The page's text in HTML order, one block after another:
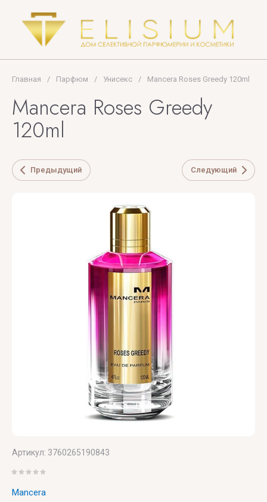
Главная / Парфюм / Унисекс / Mancera Roses Greedy 120ml
Mancera Roses Greedy
120ml
Предыдущий Следующий
Артикул: 3760265190843
Mancera
NOTE
Woods
Collection
Thomas
Kosmala
TIFFANY
Tom
UNIQUE'E
V
Canto
VALMONT
VERONIQUE
GABAI
Versace
X
Xerjoff
Y
Yves
Saint
Laurent